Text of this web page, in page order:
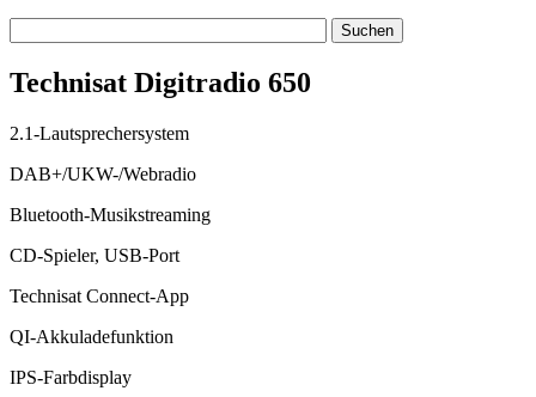
Technisat Digitradio 650
2.1-Lautsprechersystem
DAB+/UKW-/Webradio
Bluetooth-Musikstreaming
CD-Spieler, USB-Port
Technisat Connect-App
QI-Akkuladefunktion
IPS-Farbdisplay